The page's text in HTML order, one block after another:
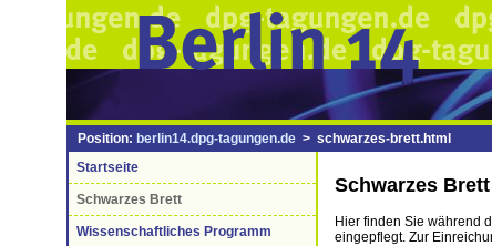
Position: berlin14.dpg-tagungen.de > schwarzes-brett.html
Startseite
Schwarzes Brett
Wissenschaftliches Programm
Schwarzes Brett
Hier finden Sie während
eingepflegt. Zur